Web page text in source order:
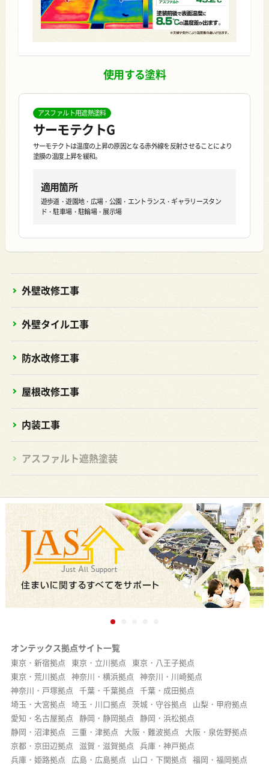
使用する塗料
アスファルト用遮熱塗料
サーモテクトG
サーモテクトは温度の上昇の原因となる赤外線を反射させることにより
塗膜の温度上昇を緩和。
適用箇所
遊歩道・遊園地・広場・公園・エントランス・ギャラリースタン
ド・駐車場・駐輪場・展示場
外壁改修工事
外壁タイル工事
防水改修工事
屋根改修工事
内装工事
アスファルト遮熱塗装
オンテックス拠点サイト一覧
東京・新宿拠点 東京・立川拠点
東京・八王子拠点
東京・荒川拠点 神奈川・横浜拠点 神奈川・川崎拠点
神奈川・戸塚拠点
千葉・千葉拠点
千葉・成田拠点
埼玉・大宮拠点 埼玉・川口拠点 茨城・守谷拠点
山梨・甲府拠点
愛知・名古屋拠点 静岡・静岡拠点 静岡・浜松拠点
静岡・沼津拠点
三重・津拠点 大阪・難波拠点
大阪・泉佐野拠点
京都・京田辺拠点 滋賀・滋賀拠点 兵庫・神戸拠点
兵庫・姫路拠点
広島・広島拠点 山口・下関拠点 福岡・福岡拠点